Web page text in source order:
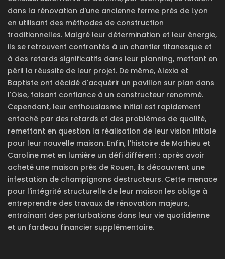
dans la rénovation d'une ancienne ferme près de Lyon
en utilisant des méthodes de construction
traditionnelles. Malgré leur détermination et leur énergie,
ils se retrouvent confrontés à un chantier titanesque et
à des retards significatifs dans leur planning, mettant en
péril la réussite de leur projet. De même, Alexia et
Baptiste ont décidé d'acquérir un pavillon sur plan dans
l'Oise, faisant confiance à un constructeur renommé.
Cependant, leur enthousiasme initial est rapidement
entaché par des retards et des problèmes de qualité,
remettant en question la réalisation de leur vision initiale
pour leur nouvelle maison. Enfin, l'histoire de Mathieu et
Caroline met en lumière un défi différent : après avoir
acheté une maison près de Rouen, ils découvrent une
infestation de champignons destructeurs. Cette menace
pour l'intégrité structurelle de leur maison les oblige à
entreprendre des travaux de rénovation majeurs,
entraînant des perturbations dans leur vie quotidienne
et un fardeau financier supplémentaire.